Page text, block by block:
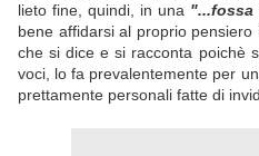
lieto fine, quindi, in una "...fossa
bene affidarsi al proprio
che si dice e si racconta poichè
voci, lo fa prevalentemente per
prettamente personali fatte di